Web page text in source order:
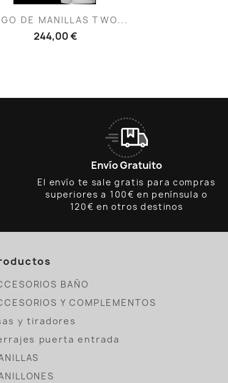
Vista rápida
DE MANILLAS TWO...
244,00 €
Envío Gratuito
El envío te sale gratis para compras
superiores a 100€ en península o
120€ en otros destinos
BAÑO
Y COMPLEMENTOS
y tiradores
puerta entrada